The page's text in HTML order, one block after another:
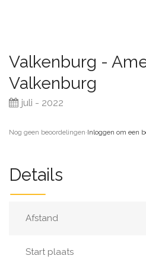
Valkenburg -
Valkenburg
juli - 2022
Nog geen beoordelingen·Inloggen om een
Details
Afstand
Start plaats